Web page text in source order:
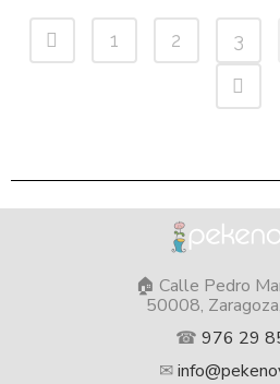
1 2 3
🏠 Calle Pedro
50008,
☎ 976 29
✉